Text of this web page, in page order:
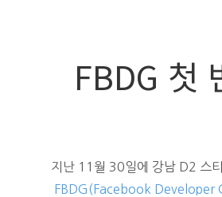
FBDG 첫
지난 11월 30일에 강남 D2 스
FBDG(Facebook Developer